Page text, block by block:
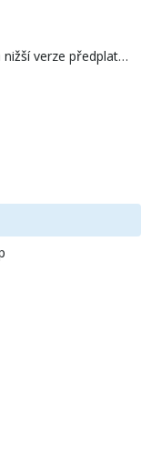
Aktualizace předplatného a přechod na nižší verze předplatného